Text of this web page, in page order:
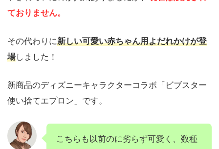
ておりません。
その代わりに新しい可愛い赤ちゃん用よだれかけが登
場しました！
新商品のディズニーキャラクターコラボ「ビブスター
使い捨てエプロン」です。
こちらも以前のに劣らず可愛く、数種